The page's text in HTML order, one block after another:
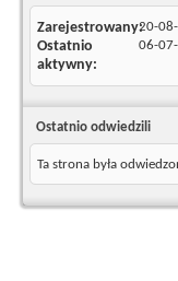
Zarejestrowany20-
Ostatnio
aktywny
06-
Ostatnio odwiedzili
Ta strona była